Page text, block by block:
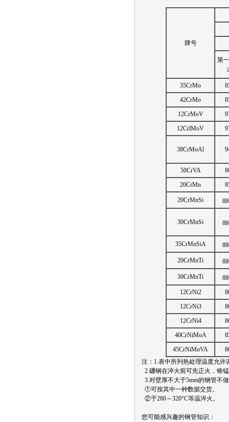
牌号
第
35CrMo
42CrMo
12CrMoV
12CrlMoV
38CrMoAl
50CrVA
20CrMn
20CrMnSi
30CrMnSi
35CrMnSiA
20CrMnTi
30CrMnTi
12CrNi2
12CrNi3
12CrNi4
40CrNiMoA
45CrNiMoVA
注：1.表中所列热处理温度允许
2.硼钢在淬火前可先正火，铬
3.对壁厚不大于5mm的钢管不
①可按其中一种数据交货。
②于280～320°C等温淬火。
您可能感兴趣的钢管知识：